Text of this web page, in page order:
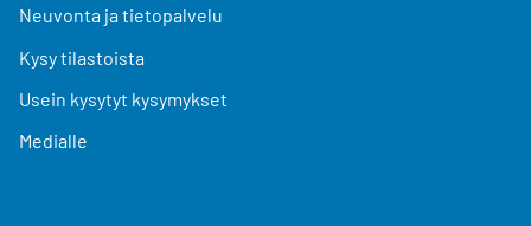
Neuvonta ja tietopalvelu
Kysy tilastoista
Usein kysytyt kysymykset
Medialle